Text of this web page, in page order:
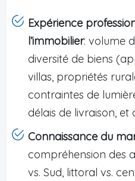
Expérience
l’immobilier: volume
diversité de biens
villas, propriétés
contraintes de
délais de livraison,
Connaissance du
compréhension des
vs. Sud, littoral vs.